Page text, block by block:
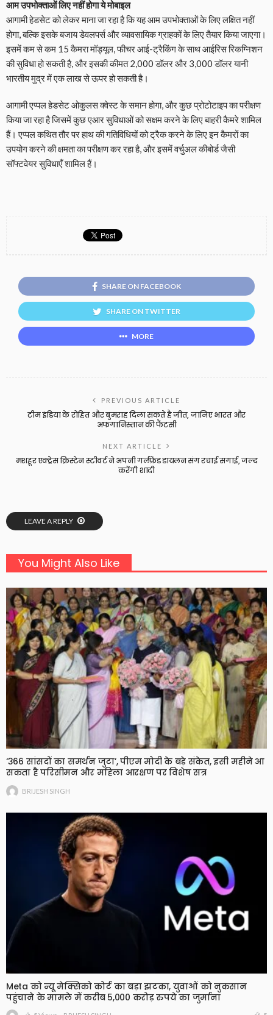
आम उपभोक्ताओं लिए नहीं होगा ये मोबाइल
आगामी हेडसेट को लेकर माना जा रहा है कि यह आम उपभोक्ताओं के लिए लक्षित नहीं
होगा, बल्कि इसके बजाय डेवलपर्स और व्यावसायिक ग्राहकों के लिए तैयार किया जाएगा।
इसमें कम से कम 15 कैमरा मॉड्यूल, फीचर आई-ट्रैकिंग के साथ आईरिस रिकग्निशन
की सुविधा हो सकती है, और इसकी कीमत 2,000 डॉलर और 3,000 डॉलर यानी
भारतीय मुद्र में एक लाख से ऊपर हो सकती है।
आगामी एप्पल हेडसेट ओकुलस क्वेस्ट के समान होगा, और कुछ प्रोटोटाइप का परीक्षण
किया जा रहा है जिसमें कुछ एआर सुविधाओं को सक्षम करने के लिए बाहरी कैमरे शामिल
हैं। एप्पल कथित तौर पर हाथ की गतिविधियों को ट्रैक करने के लिए इन कैमरों का
उपयोग करने की क्षमता का परीक्षण कर रहा है, और इसमें वर्चुअल कीबोर्ड जैसी
सॉफ्टवेयर सुविधाएँ शामिल हैं।
SHARE ON FACEBOOK
SHARE ON TWITTER
MORE
PREVIOUS ARTICLE
टीम इंडिया के रोहित और बुमराह दिला सकते है जीत, जानिए भारत और
अफगानिस्तान की फैंटसी
NEXT ARTICLE
मशहूर एक्ट्रेस क्रिस्टेन स्टीवर्ट ने अपनी गर्लफ्रेंड डायलन संग रचाई सगाई, जल्द
करेंगी शादी
LEAVE A REPLY
You Might Also Like
‘366 सांसदों का समर्थन जुटा’, पीएम मोदी के बड़े संकेत, इसी महीने आ
सकता है परिसीमन और महिला आरक्षण पर विशेष सत्र
BRIJESH SINGH
Meta को न्यू मेक्सिको कोर्ट का बड़ा झटका, युवाओं को नुकसान
पहुंचाने के मामले में करीब 5,000 करोड़ रुपये का जुर्माना